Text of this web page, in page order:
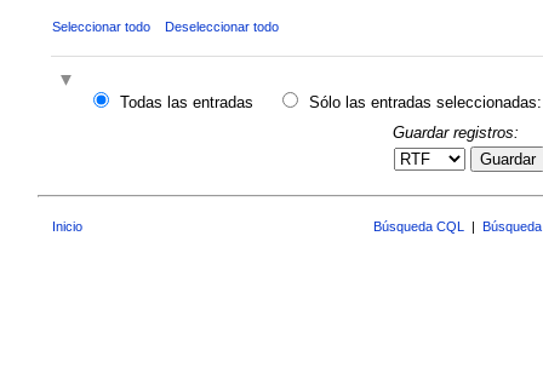
Seleccionar todo Deseleccionar todo
Todas las entradas
Sólo las entradas seleccionadas:
Guardar registros:
Guardar
Inicio Búsqueda CQL